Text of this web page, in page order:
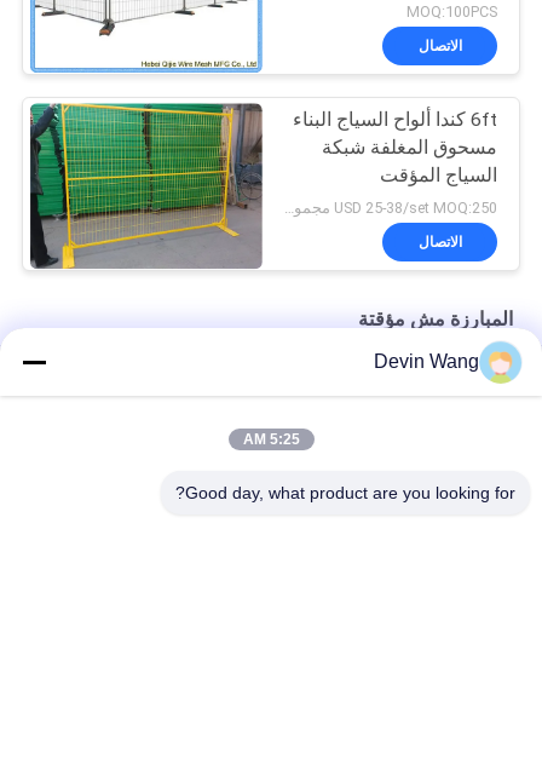
MOQ:100PCS
الاتصال
6ft كندا ألواح السياج البناء
مسحوق المغلفة شبكة
السياج المؤقت
USD 25-38/set MOQ:250 مجموعة
الاتصال
المبارزة مش مؤقتة
سياج سلكي مؤقت
Devin Wang
5:25 AM
Good day, what product are you looking for?